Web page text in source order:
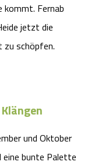
kommt. Fernab
jetzt die
zu schöpfen.
und Oktober
eine bunte Palette